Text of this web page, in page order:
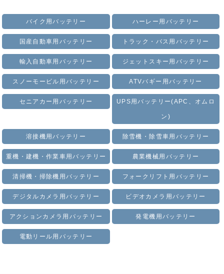
バイク用バッテリー ハーレー用バッテリー
国産自動車用バッテリー トラック・バス用バッテリー
輸入自動車用バッテリー ジェットスキー用バッテリー
スノーモービル用バッテリー ATVバギー用バッテリー
セニアカー用バッテリー UPS用バッテリー(APC、オムロ
ン)
溶接機用バッテリー 除雪機・除雪車用バッテリー
重機・建機・作業車用バッテリー 農業機械用バッテリー
清掃機・掃除機用バッテリー フォークリフト用バッテリー
デジタルカメラ用バッテリー ビデオカメラ用バッテリー
アクションカメラ用バッテリー 発電機用バッテリー
電動リール用バッテリー